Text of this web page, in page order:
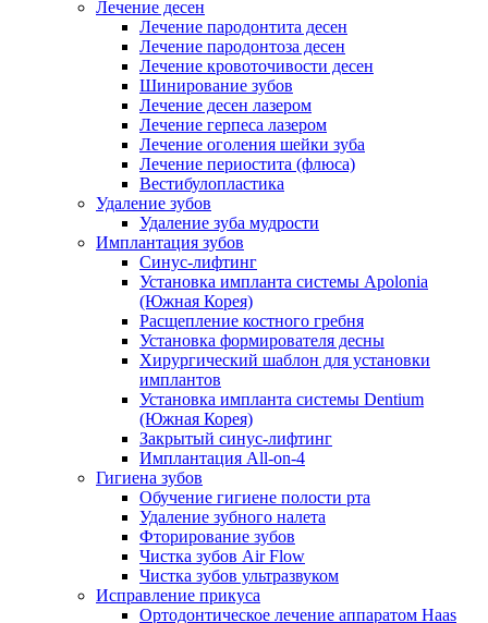
Лечение десен
Лечение пародонтита десен
Лечение пародонтоза десен
Лечение кровоточивости десен
Шинирование зубов
Лечение десен лазером
Лечение герпеса лазером
Лечение оголения шейки зуба
Лечение периостита (флюса)
Вестибулопластика
Удаление зубов
Удаление зуба мудрости
Имплантация зубов
Синус-лифтинг
Установка импланта системы Apolonia
(Южная Корея)
Расщепление костного гребня
Установка формирователя десны
Хирургический шаблон для установки
имплантов
Установка импланта системы Dentium
(Южная Корея)
Закрытый синус-лифтинг
Имплантация All-on-4
Гигиена зубов
Обучение гигиене полости рта
Удаление зубного налета
Фторирование зубов
Чистка зубов Air Flow
Чистка зубов ультразвуком
Исправление прикуса
Ортодонтическое лечение аппаратом Haas